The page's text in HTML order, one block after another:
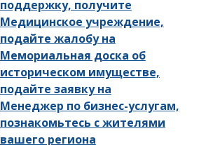
поддержку, получите
Медицинское учреждение,
подайте жалобу на
Мемориальная доска об
историческом имуществе,
подайте заявку на
Менеджер по бизнес-услугам,
познакомьтесь с жителями
вашего региона